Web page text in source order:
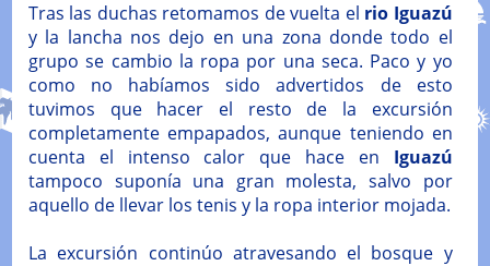
Tras las duchas retomamos de vuelta el rio Iguazú
y la lancha nos dejo en una zona donde todo el
grupo se cambio la ropa por una seca. Paco y yo
como no habíamos sido advertidos de esto
tuvimos que hacer el resto de la excursión
completamente empapados, aunque teniendo en
cuenta el intenso calor que hace en Iguazú
tampoco suponía una gran molesta, salvo por
aquello de llevar los tenis y la ropa interior mojada.
La excursión continúo atravesando el bosque y